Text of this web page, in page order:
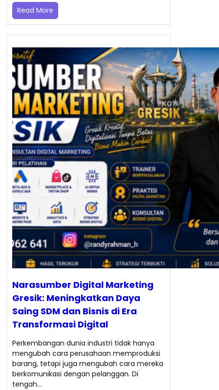
Read More
Narasumber Digital Marketing
Gresik: Meningkatkan Daya
Saing SDM dan Bisnis di Era
Transformasi Digital
Perkembangan dunia industri tidak hanya
mengubah cara perusahaan memproduksi
barang, tetapi juga mengubah cara mereka
berkomunikasi dengan pelanggan. Di
tengah…